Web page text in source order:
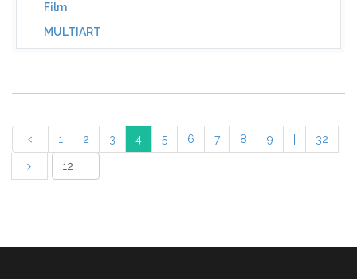
Film
MULTIART
1 2 3 4 5 6 7 8 9 32